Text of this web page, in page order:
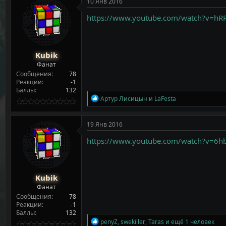
ц
и
и
Kubik
Фанат
Сообщения
78
Реакции
-1
Баллы
132
https://www.youtube.com/
Р
е
а
к
ц
и
и
Артур Лисицын и LaFesta
Kubik
Фанат
Сообщения
78
Реакции
-1
Баллы
132
19 Янв 2016
https://www.youtube.com/
Р
penyZ,swekiller,Taras и ещё 1 человек